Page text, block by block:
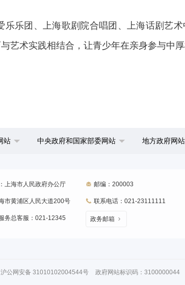
团、上海歌剧院合唱团、上海话剧艺术
艺术实践相结合，让青少年在亲身参与中厚
站 中央政府和国家部委网站 地方政府网站
上海市人民政府办公厅
市黄浦区人民大道200号
务总客服：021-12345
邮编：200003
联系电话：021-23111111
政务邮箱
沪公网安备 31010102004544号 政府网站标识码：3100000044